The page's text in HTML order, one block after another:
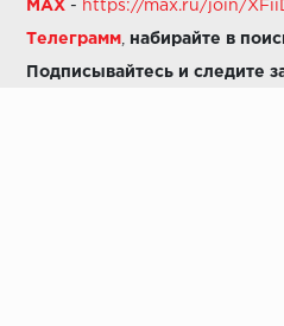
MAX - https://max.ru/join/
Телеграмм набирайте в
Подписывайтесь и следите